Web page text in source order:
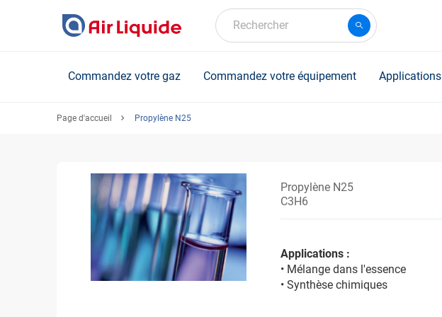
Rechercher
Commandez votre gaz Commandez votre équipement Applications
Page d'accueil Propylène N25
Propylène N25
C3H6
Applications :
• Mélange dans l'essence
• Synthèse chimiques